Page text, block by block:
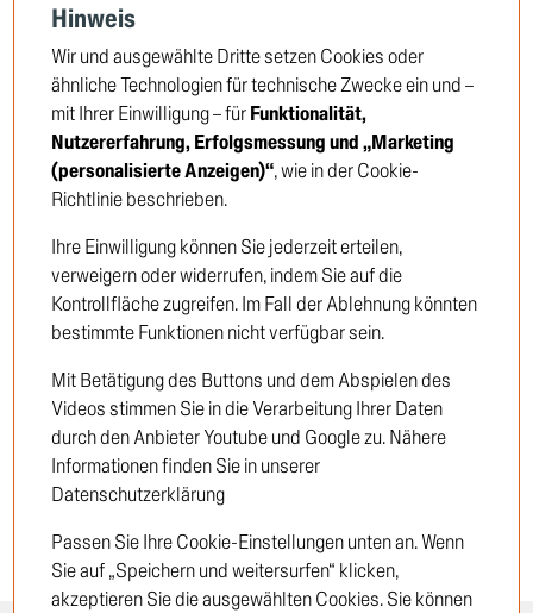
Schalter, Fensterheber
03.42.137
Um die Preise zu sehen,
müssen Sie sich anmelden oder
Einloggen
Neukunde
04.24.193
Hinweis
Wir und ausgewählte Dritte setzen Cookies oder
ähnliche Technologien für technische Zwecke ein und –
mit Ihrer Einwilligung – fürFunktionalität,
Nutzererfahrung, Erfolgsmessung und „Marketing
(personalisierte Anzeigen)“, wie in der Cookie-
Richtlinie beschrieben.
Ihre Einwilligung können Sie jederzeit erteilen,
verweigern oder widerrufen, indem Sie auf die
Kontrollfläche zugreifen. Im Fall der Ablehnung könnten
bestimmte Funktionen nicht verfügbar sein.
Mit Betätigung des Buttons und dem Abspielen des
Videos stimmen Sie in die Verarbeitung Ihrer Daten
durch den Anbieter Youtube und Google zu. Nähere
Informationen finden Sie in unserer
Datenschutzerklärung
Passen Sie Ihre Cookie-Einstellungen unten an. Wenn
Sie auf „Speichern und weitersurfen“ klicken,
akzeptieren Sie die ausgewählten Cookies. Sie können